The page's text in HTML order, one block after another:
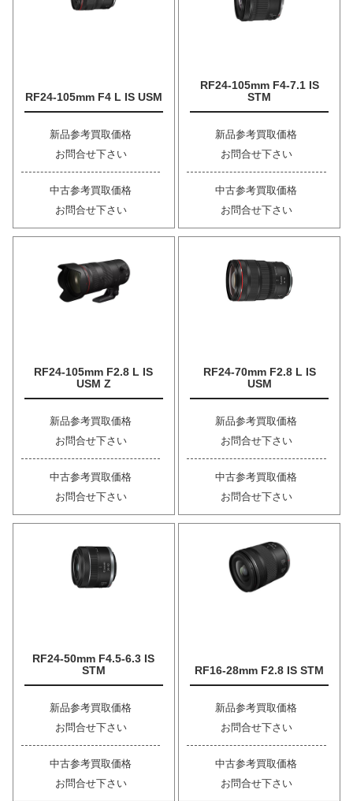
RF24-105mm F4 L IS USM
新品参考買取価格
お問合せ下さい
中古参考買取価格
お問合せ下さい
RF24-105mm F4-7.1 IS
STM
新品参考買取価格
お問合せ下さい
中古参考買取価格
お問合せ下さい
RF24-105mm F2.8 L IS
USM Z
新品参考買取価格
お問合せ下さい
中古参考買取価格
お問合せ下さい
RF24-70mm F2.8 L IS
USM
新品参考買取価格
お問合せ下さい
中古参考買取価格
お問合せ下さい
RF24-50mm F4.5-6.3 IS
STM
新品参考買取価格
お問合せ下さい
中古参考買取価格
お問合せ下さい
RF16-28mm F2.8 IS STM
新品参考買取価格
お問合せ下さい
中古参考買取価格
お問合せ下さい